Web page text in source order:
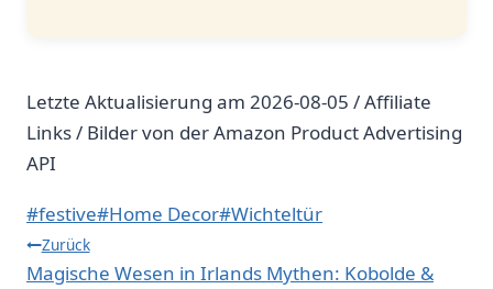
Letzte Aktualisierung am 2026-08-05 / Affiliate
Links / Bilder von der Amazon Product Advertising
API
Schlagworte:
#festive#Home Decor#Wichteltür
Beitragsnavigation
Zurück
Magische Wesen in Irlands Mythen: Kobolde &